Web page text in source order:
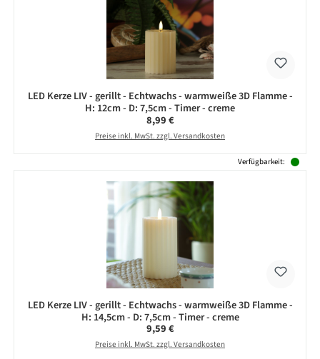
LED Kerze LIV - gerillt - Echtwachs - warmweiße 3D Flamme -
H: 12cm - D: 7,5cm - Timer - creme
Regulärer Preis:
8,99 €
Preise inkl. MwSt. zzgl. Versandkosten
Verfügbarkeit:
LED Kerze LIV - gerillt - Echtwachs - warmweiße 3D Flamme -
H: 14,5cm - D: 7,5cm - Timer - creme
Regulärer Preis:
9,59 €
Preise inkl. MwSt. zzgl. Versandkosten